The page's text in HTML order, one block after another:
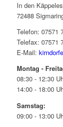
In den
72488
Telefon: 07571
Telefax: 07571
E-Mail:
Montag -
08:30 - 12:30
14:00 - 18:00
Samstag:
09:00 - 13:00